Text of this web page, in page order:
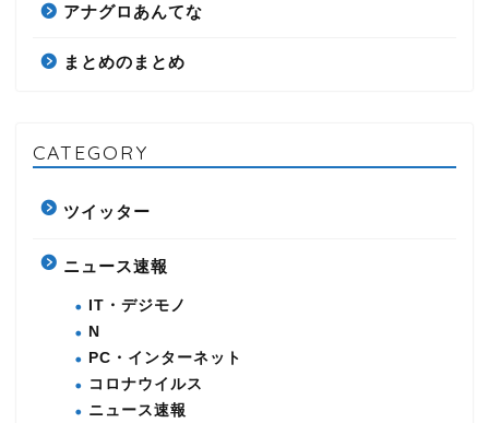
アナグロあんてな
まとめのまとめ
CATEGORY
ツイッター
ニュース速報
IT・デジモノ
N
PC・インターネット
コロナウイルス
ニュース速報